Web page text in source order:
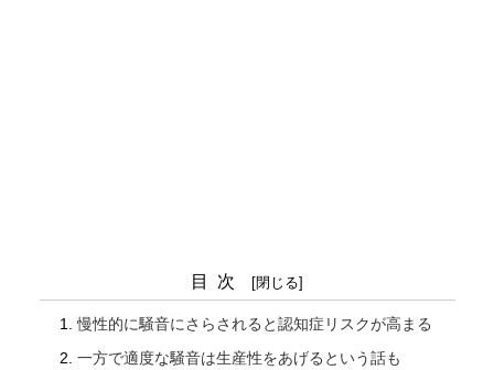
目次
慢性的に騒音にさらされると認知症リスクが高まる
一方で適度な騒音は生産性をあげるという話も